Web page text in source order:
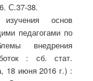
С.37-38.
основ
педагогами по
внедрения
: сб. стат.
18 июня 2016 г.) :